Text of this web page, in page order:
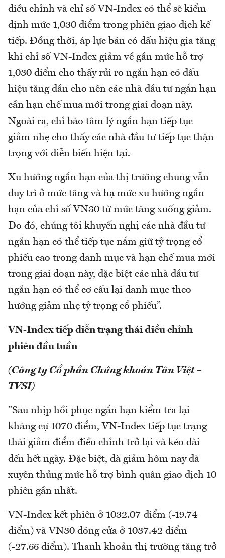
điều chỉnh và chỉ số VN-Index có thể sẽ kiểm
định mức 1,030 điểm trong phiên giao dịch kế
tiếp. Đồng thời, áp lực bán có dấu hiệu gia tăng
khi chỉ số VN-Index giảm về gần mức hỗ trợ
1,030 điểm cho thấy rủi ro ngắn hạn có dấu
hiệu tăng dần cho nên các nhà đầu tư ngắn hạn
cần hạn chế mua mới trong giai đoạn này.
Ngoài ra, chỉ báo tâm lý ngắn hạn tiếp tục
giảm nhẹ cho thấy các nhà đầu tư tiếp tục thận
trọng với diễn biến hiện tại.
Xu hướng ngắn hạn của thị trường chung vẫn
duy trì ở mức tăng và hạ mức xu hướng ngắn
hạn của chỉ số VN30 từ mức tăng xuống giảm.
Do đó, chúng tôi khuyến nghị các nhà đầu tư
ngắn hạn có thể tiếp tục nắm giữ tỷ trọng cổ
phiếu cao trong danh mục và hạn chế mua mới
trong giai đoạn này, đặc biệt các nhà đầu tư
ngắn hạn có thể cơ cấu lại danh mục theo
hướng giảm nhẹ tỷ trọng cổ phiếu”.
VN-Index tiếp diễn trạng thái điều chỉnh
phiên đầu tuần
(Công ty Cổ phần Chứng khoán Tân Việt –
TVSI)
"Sau nhịp hồi phục ngắn hạn kiểm tra lại
kháng cự 1070 điểm, VN-Index tiếp tục trạng
thái giảm điểm điều chỉnh trở lại và kéo dài
đến hết ngày. Đặc biệt, đà giảm hôm nay đã
xuyên thủng mức hỗ trợ bình quân giao dịch 10
phiên gần nhất.
VN-Index kết phiên ở 1032.07 điểm (-19.74
điểm) và VN30 đóng cửa ở 1037.42 điểm
(-27.66 điểm). Thanh khoản thị trường tăng trở